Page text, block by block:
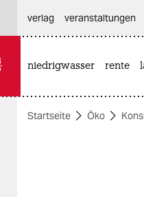
themen
verlag
veranstaltungen
niedrigwasser rente
Startseite Öko